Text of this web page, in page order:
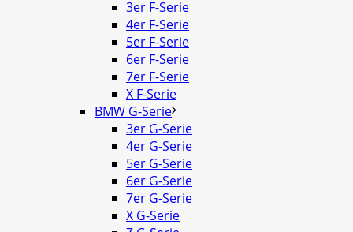
3er F-Serie
4er F-Serie
5er F-Serie
6er F-Serie
7er F-Serie
X F-Serie
BMW G-Serie
3er G-Serie
4er G-Serie
5er G-Serie
6er G-Serie
7er G-Serie
X G-Serie